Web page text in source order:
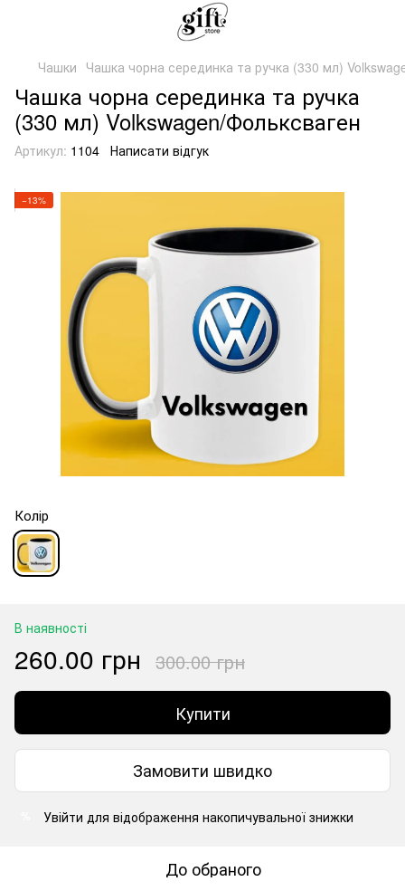
Чашки Чашка чорна серединка та ручка (330 мл)
Чашка чорна серединка та ручка
(330 мл) Volkswagen/Фольксваген
Артикул: 1104 Написати відгук
−13%
Колір
В наявності
260.00 грн 300.00 грн
Купити
Замовити швидко
Увійти для відображення накопичувальної знижки
До обраного